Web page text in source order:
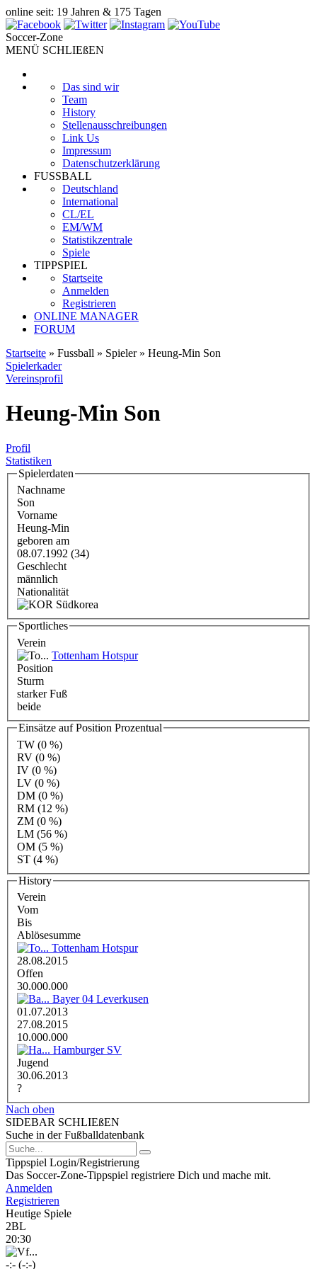
online seit: 19 Jahren & 175 Tagen
Soccer-Zone
MENÜ SCHLIEßEN
Das sind wir
Team
History
Stellenausschreibungen
Link Us
Impressum
Datenschutzerklärung
FUSSBALL
Deutschland
International
CL/EL
EM/WM
Statistikzentrale
Spiele
TIPPSPIEL
Startseite
Anmelden
Registrieren
ONLINE MANAGER
FORUM
Startseite » Fussball » Spieler » Heung-Min Son
Spielerkader
Vereinsprofil
Heung-Min Son
Profil
Statistiken
Spielerdaten
Nachname
Son
Vorname
Heung-Min
geboren am
08.07.1992 (34)
Geschlecht
männlich
Nationalität
Südkorea
Sportliches
Verein
Tottenham Hotspur
Position
Sturm
starker Fuß
beide
Einsätze auf Position Prozentual
TW (0 %)
RV (0 %)
IV (0 %)
LV (0 %)
DM (0 %)
RM (12 %)
ZM (0 %)
LM (56 %)
OM (5 %)
ST (4 %)
History
Verein
Vom
Bis
Ablösesumme
Tottenham Hotspur
28.08.2015
Offen
30.000.000
Bayer 04 Leverkusen
01.07.2013
27.08.2015
10.000.000
Hamburger SV
Jugend
30.06.2013
?
Nach oben
SIDEBAR SCHLIEßEN
Suche in der Fußballdatenbank
Tippspiel Login/Registrierung
Das Soccer-Zone-Tippspiel registriere Dich und mache mit.
Anmelden
Registrieren
Heutige Spiele
2BL
20:30
-:- (-:-)